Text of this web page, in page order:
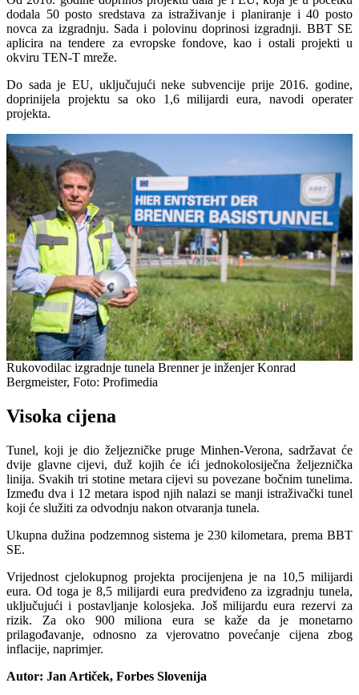
dodala 50 posto sredstava za istraživanje i planiranje i 40 posto
novca za izgradnju. Sada i polovinu doprinosi izgradnji. BBT SE
aplicira na tendere za evropske fondove, kao i ostali projekti u
okviru TEN-T mreže.
Do sada je EU, uključujući neke subvencije prije 2016. godine,
doprinijela projektu sa oko 1,6 milijardi eura, navodi operater
projekta.
Rukovodilac izgradnje tunela Brenner je inženjer Konrad
Bergmeister, Foto: Profimedia
Visoka cijena
Tunel, koji je dio željezničke pruge Minhen-Verona, sadržavat će
dvije glavne cijevi, duž kojih će ići jednokolosiječna željeznička
linija. Svakih tri stotine metara cijevi su povezane bočnim tunelima.
Između dva i 12 metara ispod njih nalazi se manji istraživački tunel
koji će služiti za odvodnju nakon otvaranja tunela.
Ukupna dužina podzemnog sistema je 230 kilometara, prema BBT
SE.
Vrijednost cjelokupnog projekta procijenjena je na 10,5 milijardi
eura. Od toga je 8,5 milijardi eura predviđeno za izgradnju tunela,
uključujući i postavljanje kolosjeka. Još milijardu eura rezervi za
rizik. Za oko 900 miliona eura se kaže da je monetarno
prilagođavanje, odnosno za vjerovatno povećanje cijena zbog
inflacije, naprimjer.
Autor: Jan Artiček, Forbes Slovenija